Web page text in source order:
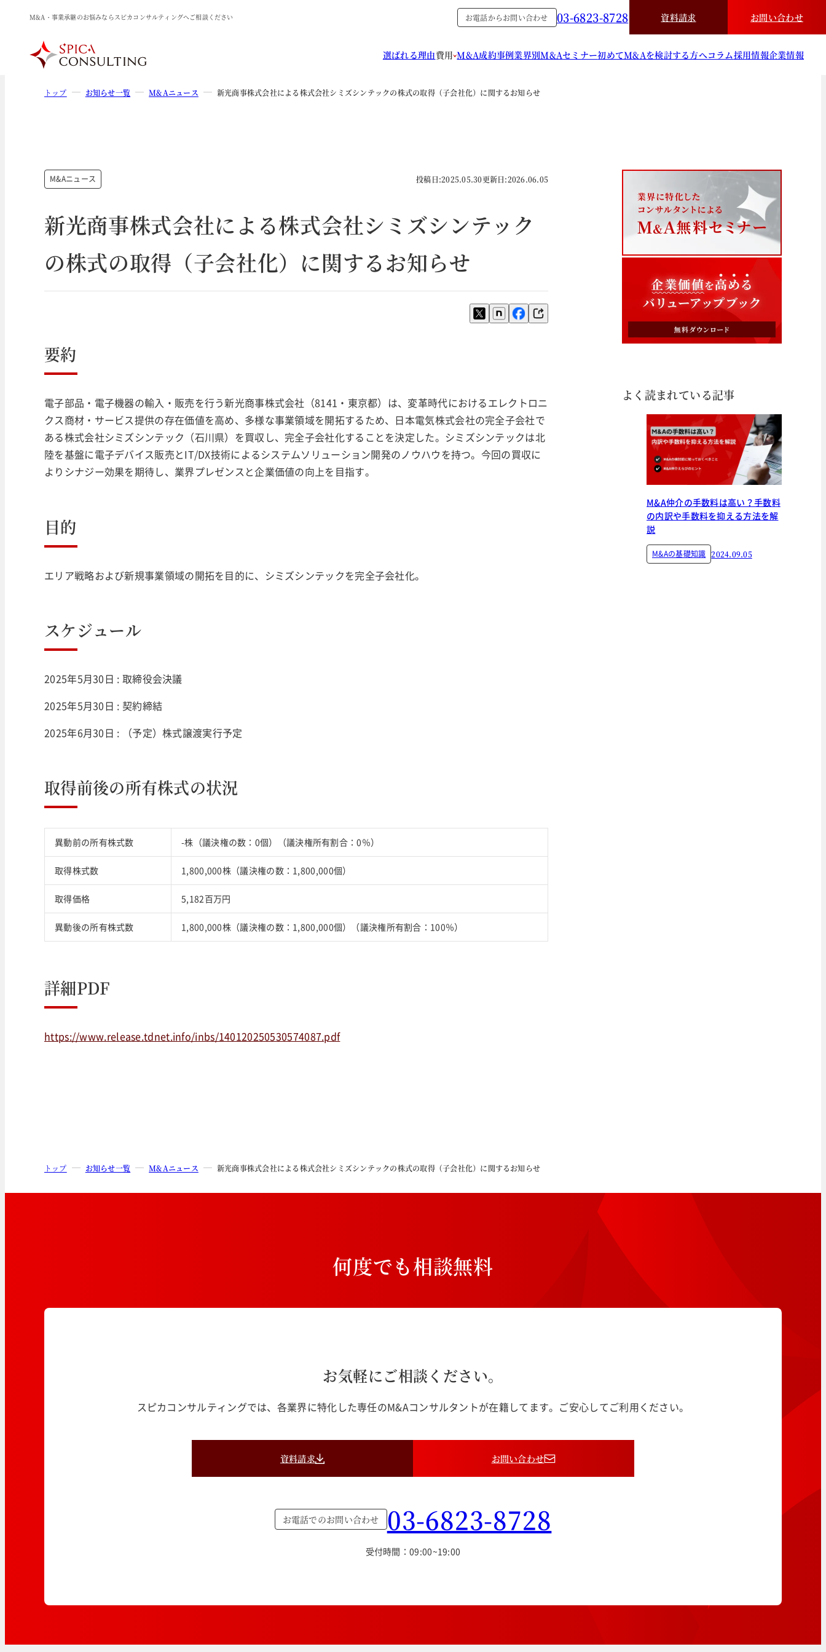
M&A・事業承継のお悩みならスピカコンサルティングへご相談ください お電話からお問い合わせ 03-6823-8728 資料請求 お問い合わせ
選ばれる理由費用 M&A成約事例業界別M&Aセミナー初めてM&Aを検討する方へコラム採用情報企業情報
トップ お知らせ一覧 M&Aニュース 新光商事株式会社による株式会社シミズシンテックの株式の取得（子会社化）に関するお知らせ
M&Aニュース 投稿日:2025.05.30更新日:2026.06.05
新光商事株式会社による株式会社シミズシンテック
の株式の取得（子会社化）に関するお知らせ
要約
電子部品・電子機器の輸入・販売を行う新光商事株式会社（8141・東京都）は、変革時代におけるエレクトロニ
クス商材・サービス提供の存在価値を高め、多様な事業領域を開拓するため、日本電気株式会社の完全子会社で
ある株式会社シミズシンテック（石川県）を買収し、完全子会社化することを決定した。シミズシンテックは北
陸を基盤に電子デバイス販売とIT/DX技術によるシステムソリューション開発のノウハウを持つ。今回の買収に
よりシナジー効果を期待し、業界プレゼンスと企業価値の向上を目指す。
目的
エリア戦略および新規事業領域の開拓を目的に、シミズシンテックを完全子会社化。
スケジュール
2025年5月30日 : 取締役会決議
2025年5月30日 : 契約締結
2025年6月30日 : （予定）株式譲渡実行予定
取得前後の所有株式の状況
異動前の所有株式数 -株（議決権の数：0個）（議決権所有割合：0％）
取得株式数 1,800,000株（議決権の数：1,800,000個）
取得価格 5,182百万円
異動後の所有株式数 1,800,000株（議決権の数：1,800,000個）（議決権所有割合：100％）
詳細PDF
https://www.release.tdnet.info/inbs/140120250530574087.pdf
よく読まれている記事
M&A仲介の手数料は高い？手数料
の内訳や手数料を抑える方法を解
説
M&Aの基礎知識 2024.09.05
トップ お知らせ一覧 M&Aニュース 新光商事株式会社による株式会社シミズシンテックの株式の取得（子会社化）に関するお知らせ
何度でも相談無料
お気軽にご相談ください。
スピカコンサルティングでは、各業界に特化した専任のM&Aコンサルタントが在籍してます。ご安心してご利用ください。
資料請求 お問い合わせ
お電話でのお問い合わせ 03-6823-8728
受付時間：09:00~19:00